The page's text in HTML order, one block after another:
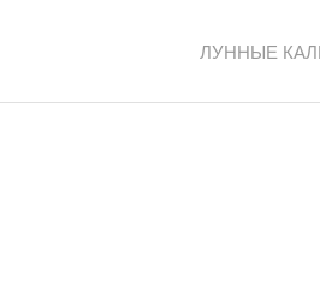
ЛУННЫЕ